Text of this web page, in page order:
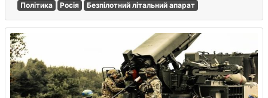
Політика Росія Безпілотний літальний апарат